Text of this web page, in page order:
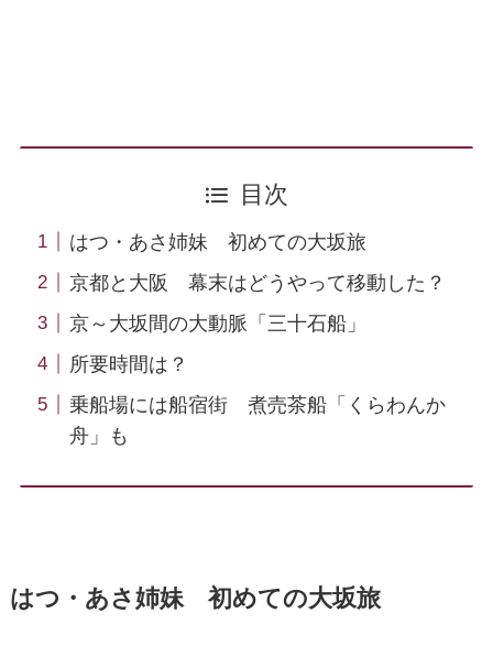
目次
はつ・あさ姉妹 初めての大坂旅
京都と大阪 幕末はどうやって移動した？
京～大坂間の大動脈「三十石船」
所要時間は？
乗船場には船宿街 煮売茶船「くらわんか
舟」も
はつ・あさ姉妹 初めての大坂旅